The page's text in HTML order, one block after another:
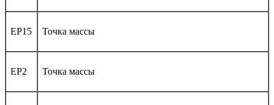
EP15 Точка массы
EP2 Точка массы